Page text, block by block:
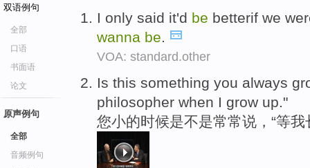
双语例句
全部
口语
书面语
论文
原声例句
全部
音频例句
I only said it'd be betterif we
wanna be.
VOA: standard.other
Is this something you always
philosopher when I grow up."
您小的时候是不是常常说，“等